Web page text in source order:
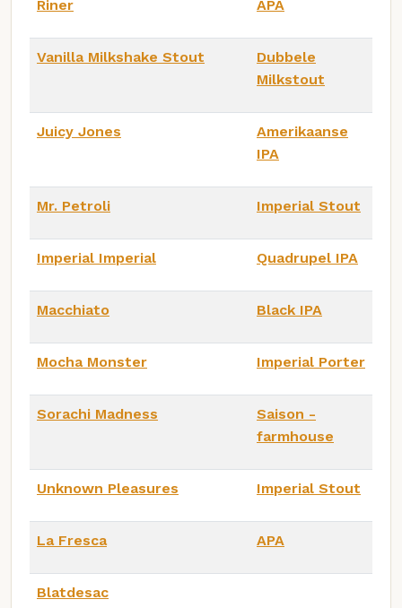
Riner APA
Vanilla Milkshake Stout
Dubbele
Milkstout
Juicy Jones
Amerikaanse
IPA
Mr. Petroli Imperial Stout
Imperial Imperial Quadrupel IPA
Macchiato Black IPA
Mocha Monster Imperial Porter
Sorachi Madness
Saison -
farmhouse
Unknown Pleasures Imperial Stout
La Fresca APA
Blatdesac